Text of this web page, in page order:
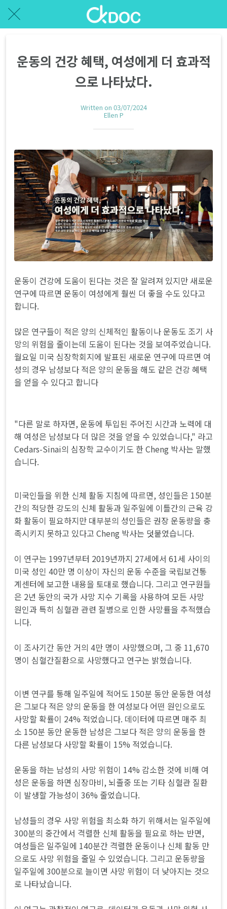
운동의 건강 혜택, 여성에게 더 효과적
으로 나타났다.
Written on 03/07/2024
Ellen P
운동이 건강에 도움이 된다는 것은 잘 알려져 있지만 새로운
연구에 따르면 운동이 여성에게 훨씬 더 좋을 수도 있다고
합니다.
많은 연구들이 적은 양의 신체적인 활동이나 운동도 조기 사
망의 위험을 줄이는데 도움이 된다는 것을 보여주었습니다.
월요일 미국 심장학회지에 발표된 새로운 연구에 따르면 여
성의 경우 남성보다 적은 양의 운동을 해도 같은 건강 혜택
을 얻을 수 있다고 합니다
"다른 말로 하자면, 운동에 투입된 주어진 시간과 노력에 대
해 여성은 남성보다 더 많은 것을 얻을 수 있었습니다," 라고
Cedars-Sinai의 심장학 교수이기도 한 Cheng 박사는 말했
습니다.
미국인들을 위한 신체 활동 지침에 따르면, 성인들은 150분
간의 적당한 강도의 신체 활동과 일주일에 이틀간의 근육 강
화 활동이 필요하지만 대부분의 성인들은 권장 운동량을 충
족시키지 못하고 있다고 Cheng 박사는 덧붙였습니다.
이 연구는 1997년부터 2019년까지 27세에서 61세 사이의
미국 성인 40만 명 이상이 자신의 운동 수준을 국립보건통
계센터에 보고한 내용을 토대로 했습니다. 그리고 연구원들
은 2년 동안의 국가 사망 지수 기록을 사용하여 모든 사망
원인과 특히 심혈관 관련 질병으로 인한 사망률을 추적했습
니다.
이 조사기간 동안 거의 4만 명이 사망했으며, 그 중 11,670
명이 심혈간질환으로 사망했다고 연구는 밝혔습니다.
이변 연구를 통해 일주일에 적어도 150분 동안 운동한 여성
은 그보다 적은 양의 운동을 한 여성보다 어떤 원인으로도
사망할 확률이 24% 적었습니다. 데이터에 따르면 매주 최
소 150분 동안 운동한 남성은 그보다 적은 양의 운동을 한
다른 남성보다 사망할 확률이 15% 적었습니다.
운동을 하는 남성의 사망 위험이 14% 감소한 것에 비해 여
성은 운동을 하면 심장마비, 뇌졸중 또는 기타 심혈관 질환
이 발생할 가능성이 36% 줄었습니다.
남성들의 경우 사망 위험을 최소화 하기 위해서는 일주일에
300분의 중간에서 격렬한 신체 활동을 필요로 하는 반면,
여성들은 일주일에 140분간 격렬한 운동이나 신체 활동 만
으로도 사망 위험을 줄일 수 있었습니다. 그리고 운동량을
일주일에 300분으로 늘이면 사망 위험이 더 낮아지는 것으
로 나타났습니다.